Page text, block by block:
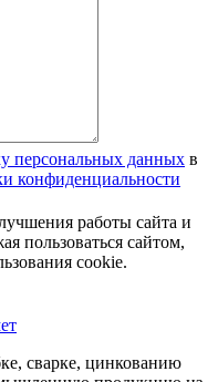
персональных данных в
конфиденциальности
работы сайта и
пользоваться сайтом,
cookie.
сварке, цинкованию